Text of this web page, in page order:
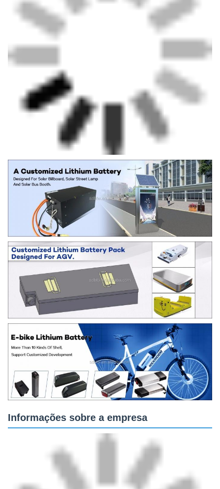
Informações sobre a empresa